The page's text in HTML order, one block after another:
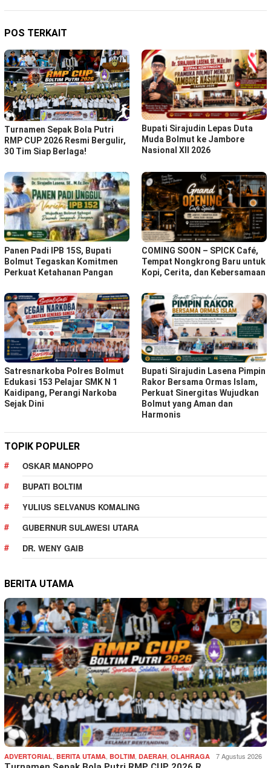
POS TERKAIT
Turnamen Sepak Bola Putri
RMP CUP 2026 Resmi Bergulir,
30 Tim Siap Berlaga!
Bupati Sirajudin Lepas Duta
Muda Bolmut ke Jambore
Nasional XII 2026
Panen Padi IPB 15S, Bupati
Bolmut Tegaskan Komitmen
Perkuat Ketahanan Pangan
COMING SOON – SPICK Café,
Tempat Nongkrong Baru untuk
Kopi, Cerita, dan Kebersamaan
Satresnarkoba Polres Bolmut
Edukasi 153 Pelajar SMK N 1
Kaidipang, Perangi Narkoba
Sejak Dini
Bupati Sirajudin Lasena Pimpin
Rakor Bersama Ormas Islam,
Perkuat Sinergitas Wujudkan
Bolmut yang Aman dan
Harmonis
TOPIK POPULER
OSKAR MANOPPO
BUPATI BOLTIM
YULIUS SELVANUS KOMALING
GUBERNUR SULAWESI UTARA
DR. WENY GAIB
BERITA UTAMA
ADVERTORIAL, BERITA UTAMA, BOLTIM, DAERAH, OLAHRAGA 7 Agustus 2026